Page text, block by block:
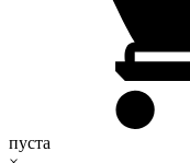
пуста